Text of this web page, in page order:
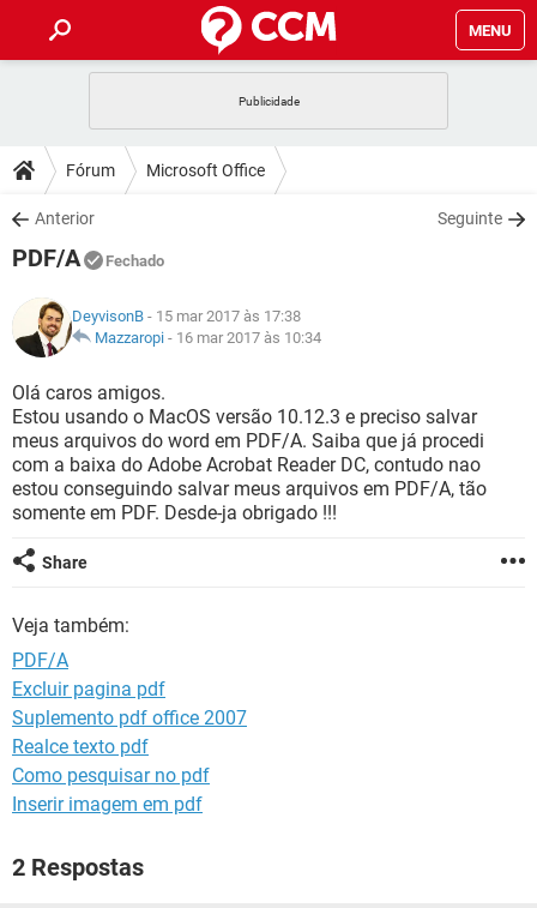
MENU
CELULAR
OUTLOOK
INSTAGRAM
GUIA DE COMPRAS
DICAS
JOGOS
INSTAGRAM GMAIL
GUIA DE COMPRAS
DOWNLOADS
JOGOS
CELULAR
OUTLOOK EXCEL
INSTAGRAM
GUIA DE COMPRAS
JOGOS WHATSAPP
CELULAR
OUTLOOK
INSTAGRAM GMAIL
GUIA DE COMPRAS
GLOSSÁRIO
JOGOS
CELULAR FACEBOOK
OUTLOOK EXCEL
INSTAGRAM GMAIL
GUIA DE COMPRAS
Fórum Microsoft Office
Anterior Seguinte
PDF/A Fechado
DeyvisonB - 15 mar 2017 às 17:38
Mazzaropi - 16 mar 2017 às 10:34
Olá caros amigos.
Estou usando o MacOS versão 10.12.3 e preciso salvar
meus arquivos do word em PDF/A. Saiba que já procedi
com a baixa do Adobe Acrobat Reader DC, contudo nao
estou conseguindo salvar meus arquivos em PDF/A, tão
somente em PDF. Desde-ja obrigado !!!
Share
Veja também:
PDF/A
Excluir pagina pdf
Suplemento pdf office 2007
Realce texto pdf
Como pesquisar no pdf
Inserir imagem em pdf
2 Respostas